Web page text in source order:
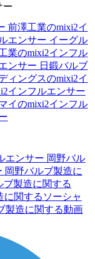
ー
前澤工業のmixi2イ
エンサー イーグル
業のmixi2インフル
ンサー 日鍛バルブ
ィングスのmixi2イ
インフルエンサー
イのmixi2インフル
エンサー 岡野バル
岡野バルブ製造に
ブ製造に関する
に関するソーシャ
製造に関する動画